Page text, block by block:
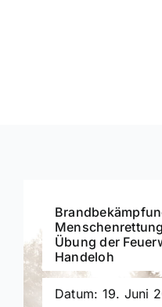
Übung der
Handeloh
Datum: 19. Juni